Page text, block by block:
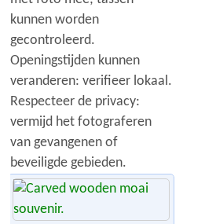
kunnen worden
gecontroleerd.
Openingstijden kunnen
veranderen: verifieer lokaal.
Respecteer de privacy:
vermijd het fotograferen
van gevangenen of
beveiligde gebieden.